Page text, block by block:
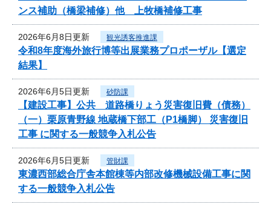
ンス補助（橋梁補修）他 上牧橋補修工事
2026年6月8日更新 観光誘客推進課
令和8年度海外旅行博等出展業務プロポーザル【選定
結果】
2026年6月5日更新 砂防課
【建設工事】公共 道路橋りょう災害復旧費（債務）
（一）栗原青野線 地蔵橋下部工（P1橋脚） 災害復旧
工事 に関する一般競争入札公告
2026年6月5日更新 管財課
東濃西部総合庁舎本館棟等内部改修機械設備工事に関
する一般競争入札公告